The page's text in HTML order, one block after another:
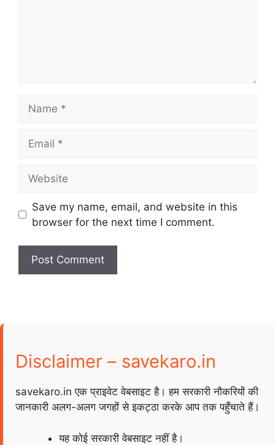
Save my name, email, and website in this
browser for the next time I comment.
Disclaimer – savekaro.in
savekaro.in एक प्राइवेट वेबसाइट है। हम सरकारी नौकरियों की
जानकारी अलग-अलग जगहों से इकट्ठा करके आप तक पहुँचाते हैं।
यह कोई सरकारी वेबसाइट नहीं है।